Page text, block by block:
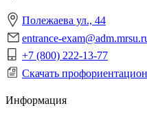
Полежаева ул., 44
entrance-
+7 (800) 222-13-77
Скачать
Информация